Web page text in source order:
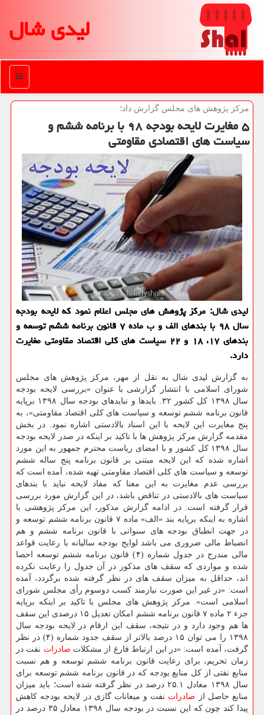
لیدی شال
منو
مركز پژوهش های مجلس گزارش داد؛
۵ مغایرت لایحه بودجه ۹۸ با برنامه ششم و
سیاست های اقتصادی مقاومتی
لیدی شال: مركز پژوهش های مجلس اعلام نمود كه لایحه بودجه
سال ۹۸ با بندهای الف و ب ماده ۷ قانون برنامه ششم توسعه و
بندهای ۱۷، ۱۸ و ۲۲ سیاست های كلی اقتصاد مقاومتی مغایرت
دارد.
به گزارش لیدی شال به نقل از مهر، مركز پژوهش های مجلس
شورای اسلامی با انتشار گزارشی با عنوان «بررسی لایحه بودجه
سال ۱۳۹۸ كل كشور ۳۲. بایدها و نبایدهای بودجه سال ۱۳۹۸ برپایه
قانون برنامه ششم توسعه و سیاست های كلی اقتصاد مقاومتی»، به
پنج مغایرت این لایحه با این اسناد بالادستی اشاره نمود. در بخش
مقدمه گزارش مركز پژوهش ها با تاكید بر اینكه در صدر لایحه بودجه
سال ۱۳۹۸ كل كشور و با امضای ریاست محترم جمهور به این مورد
اشاره شده كه این لایحه مبتنی بر قانون برنامه پنج ساله ششم
توسعه و سیاست های كلی اقتصاد مقاومتی تهیه شده، آمده است كه
بررسی عدم مغایرت به این معنا كه مفاد لایحه نباید با بندهای
سیاست های بالادستی در تناقض باشد، در این گزارش مورد بررسی
قرار گرفته است. در ادامه گزارش مذكور، این مركز پژوهشی با
اشاره به اینكه برپایه بند «الف» ماده ۷ قانون برنامه ششم توسعه و
در جهت انطباق بودجه های سنواتی با قانون برنامه ششم و هم
انضباط مالی ضروری می باشد لوایح بودجه سالیانه با رعایت قواعد
مالی مندرج در جدول شماره (۴) قانون برنامه ششم توسعه احصا
شده و مواردی كه سقف های مذكور در آن جدول را رعایت نكرده
اند، حداقل به میزان سقف های در نظر گرفته شده برگردد، آمده
است: «در غیر این صورت نیازمند كسب دوسوم رأی مجلس شورای
اسلامی است». مركز پژوهش های مجلس با تاكید بر اینكه برپایه
جزء ۲ ماده ۷ قانون برنامه ششم امكان تعدیل ۱۵ درصدی این سقف
ها هم وجود دارد و در نتیجه، سقف این ارقام در لایحه بودجه سال
۱۳۹۸ را می توان ۱۵ درصد بالاتر از سقف جدود شماره (۴) در نظر
گرفت، آمده است: «در این ارتباط فارغ از مشكلات صادرات نفت در
زمان تحریم، برای رعایت قانون برنامه ششم توسعه و هم نسبت
منابع نفتی از كل منابع بودجه كه در قانون برنامه ششم توسعه برای
سال ۱۳۹۸ معادل ۲۵.۱ درصد در نظر گرفته شده است؛ باید میزان
منابع حاصل از صادرات نفت و میعانات گازی در لایحه بودجه كاهش
پیدا كند چون كه این نسبت در بودجه سال ۱۳۹۸ معادل ۳۵ درصد در